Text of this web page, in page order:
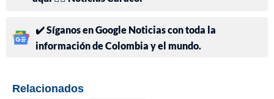
✔️ Síganos en Google Noticias con toda la
información de Colombia y el mundo.
Relacionados